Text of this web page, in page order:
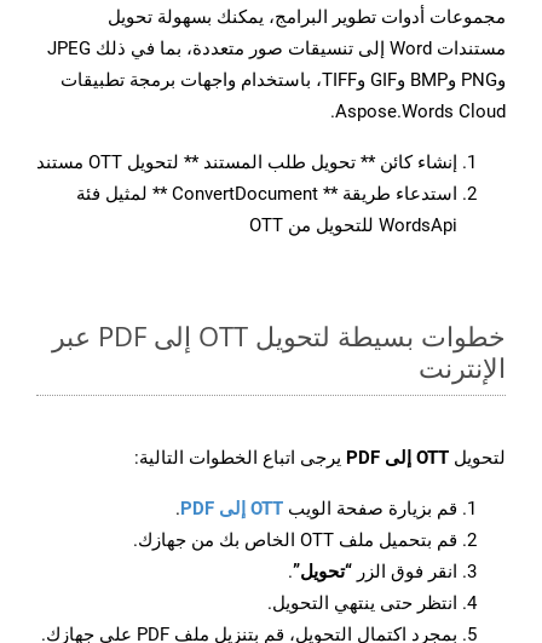
مجموعات أدوات تطوير البرامج، يمكنك بسهولة تحويل
مستندات Word إلى تنسيقات صور متعددة، بما في ذلك JPEG
وPNG وBMP وGIF وTIFF، باستخدام واجهات برمجة تطبيقات
Aspose.Words Cloud.
إنشاء كائن ** تحويل طلب المستند ** لتحويل OTT مستند
استدعاء طريقة ** ConvertDocument ** لمثيل فئة
WordsApi للتحويل من OTT
خطوات بسيطة لتحويل OTT إلى PDF عبر
الإنترنت
لتحويل OTT إلى PDF يرجى اتباع الخطوات التالية:
قم بزيارة صفحة الويب OTT إلى PDF
.
قم بتحميل ملف OTT الخاص بك من جهازك.
انقر فوق الزر “تحويل”.
انتظر حتى ينتهي التحويل.
بمجرد اكتمال التحويل، قم بتنزيل ملف PDF على جهازك.